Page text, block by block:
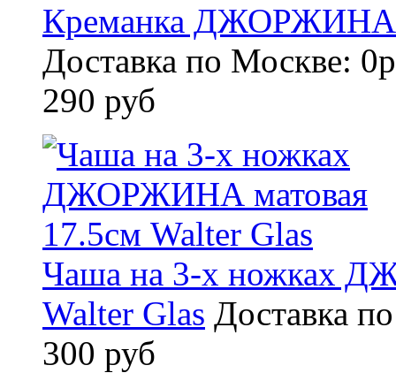
Креманка ДЖОРЖИНА
Доставка по Москве:
290 руб
Чаша на 3-х ножках
Walter Glas Доставка
300 руб